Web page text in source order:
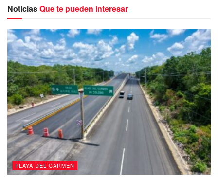
queincluyó música en vivo, convivencia comunitaria y
la entrega de obsequios,
sintiera honrada y celebrada.
NoticiasQue te pueden interesar
PLAYA DEL CARMEN